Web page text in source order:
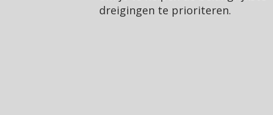
dreigingen te prioriteren.